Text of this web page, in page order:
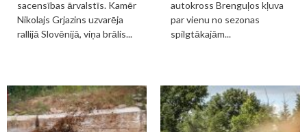
sacensības ārvalstīs. Kamēr
Nikolajs Grjazins uzvarēja
rallijā Slovēnijā, viņa brālis...
autokross Brenguļos kļuva
par vienu no sezonas
spilgtākajām...